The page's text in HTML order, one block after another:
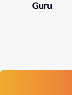
Guru